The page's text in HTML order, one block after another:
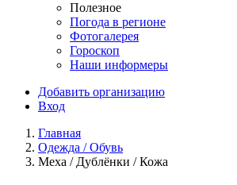
Полезное
Погода в регионе
Фотогалерея
Гороскоп
Наши информеры
Добавить организацию
Вход
Главная
Одежда / Обувь
Меха / Дублёнки / Кожа